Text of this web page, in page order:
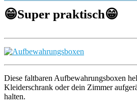
😁Super praktisch😁
Diese faltbaren Aufbewahrungsboxen
Kleiderschrank oder dein Zimmer
halten.